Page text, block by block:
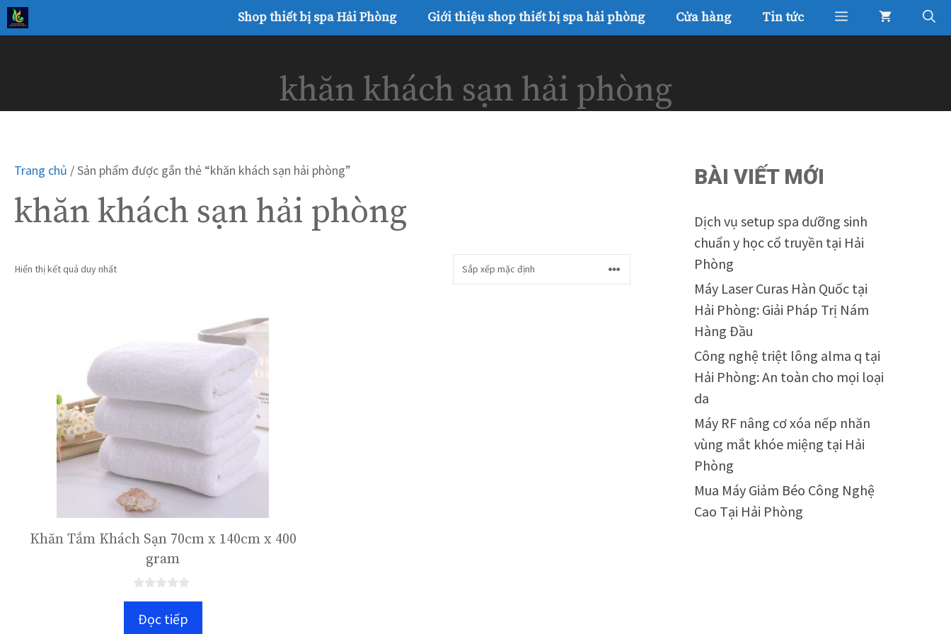
Chuyển
đến
Shop thiết bị spa Hải Phòng Giới thiệu shop thiết bị spa hải phòng Cửa hàng Tin tức
khăn khách sạn hải phòng
Trang chủ / Sản phẩm được gắn thẻ “khăn khách sạn hải phòng”
khăn khách sạn hải phòng
Hiển thị kết quả duy nhất
Khăn Tắm Khách Sạn 70cm x 140cm x 400
gram
gĐọc tiếp
BÀI VIẾT MỚI
Dịch vụ setup spa dưỡng sinh
chuẩn y học cổ truyền tại Hải
Phòng
Máy Laser Curas Hàn Quốc tại
Hải Phòng: Giải Pháp Trị Nám
Hàng Đầu
Công nghệ triệt lông alma q tại
Hải Phòng: An toàn cho mọi loại
da
Máy RF nâng cơ xóa nếp nhăn
vùng mắt khóe miệng tại Hải
Phòng
Mua Máy Giảm Béo Công Nghệ
Cao Tại Hải Phòng